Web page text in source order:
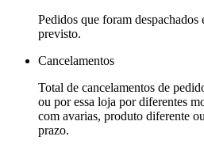
Pedidos que foram despachados
previsto.
Cancelamentos
Total de cancelamentos de
ou por essa loja por diferentes
com avarias, produto diferente
prazo.